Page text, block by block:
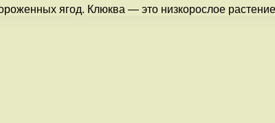
ягод. Клюква — это низкорослое